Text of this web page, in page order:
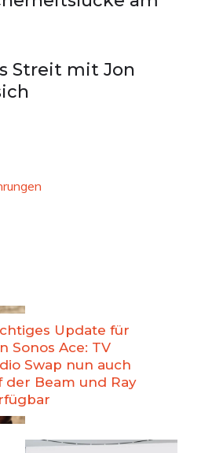
Streit mit Jon
Update für
Sonos Ace: TV
Swap nun auch
der Beam und Ray